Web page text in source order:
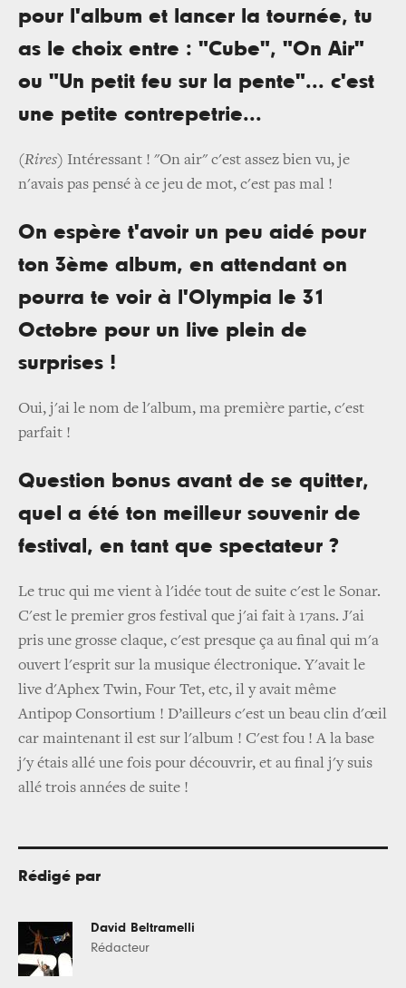
pour l'album et lancer la tournée, tu
as le choix entre : "Cube", "On Air"
ou "Un petit feu sur la pente"... c'est
une petite contrepetrie...
(Rires) Intéressant ! "On air" c'est assez bien vu, je
n'avais pas pensé à ce jeu de mot, c'est pas mal !
On espère t'avoir un peu aidé pour
ton 3ème album, en attendant on
pourra te voir à l'Olympia le 31
Octobre pour un live plein de
surprises !
Oui, j'ai le nom de l'album, ma première partie, c'est
parfait !
Question bonus avant de se quitter,
quel a été ton meilleur souvenir de
festival, en tant que spectateur ?
Le truc qui me vient à l'idée tout de suite c'est le Sonar.
C'est le premier gros festival que j'ai fait à 17ans. J'ai
pris une grosse claque, c'est presque ça au final qui m'a
ouvert l'esprit sur la musique électronique. Y'avait le
live d'Aphex Twin, Four Tet, etc, il y avait même
Antipop Consortium ! D’ailleurs c'est un beau clin d'œil
car maintenant il est sur l'album ! C'est fou ! A la base
j'y étais allé une fois pour découvrir, et au final j'y suis
allé trois années de suite !
Rédigé par
David Beltramelli
Rédacteur